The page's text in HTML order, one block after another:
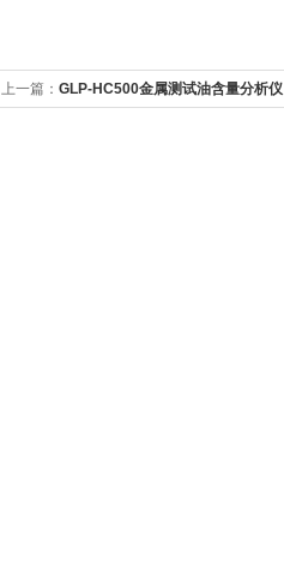
上一篇： GLP-HC500金属测试油含量分析仪